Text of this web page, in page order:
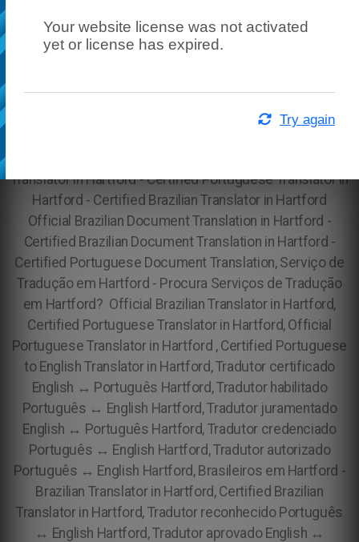
Tradução Juramentada Acadêmica em Hartford,
Tradução Juramentada Acadêmica em Hartford,
juramentadas USCIS em Hartford, Traduções
brasileiros em Hartford
Translator in Hartford - Certified Portuguese Translator in
Hartford - Certified Brazilian Translator in Hartford
Official Brazilian Document Translation in Hartford -
Certified Brazilian Document Translation in Hartford -
Certified Portuguese Document Translation, Serviço de
Tradução em Hartford - Procura Serviços de Tradução
em Hartford? Official Brazilian Translator in Hartford,
Certified Portuguese Translator in Hartford, Official
Portuguese Translator in Hartford , Certified Portuguese
to English Translator in Hartford, Tradutor certificado
English ↔️ Português Hartford, Tradutor habilitado
Português ↔️ English Hartford, Tradutor juramentado
English ↔️ Português Hartford, Tradutor credenciado
Português ↔️ English Hartford, Tradutor autorizado
Português ↔️ English Hartford, Brasileiros em Hartford -
Brazilian Translator in Hartford, Certified Brazilian
Translator in Hartford, Tradutor reconhecido Português
↔️ English Hartford, Tradutor aprovado English ↔️
Your website license was not activated
yet or license has expired.
Try again